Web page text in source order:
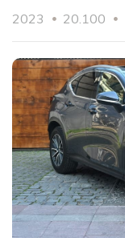
2023 20.100